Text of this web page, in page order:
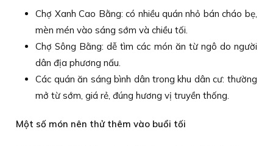
Chợ Xanh Cao Bằng: có nhiều quán nhỏ bán cháo bẹ,
mèn mén vào sáng sớm và chiều tối.
Chợ Sông Bằng: dễ tìm các món ăn từ ngô do người
dân địa phương nấu.
Các quán ăn sáng bình dân trong khu dân cư: thường
mở từ sớm, giá rẻ, đúng hương vị truyền thống.
Một số món nên thử thêm vào buổi tối